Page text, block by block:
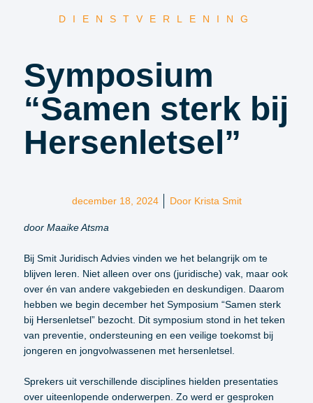
DIENSTVERLENING
Symposium
“Samen sterk bij
Hersenletsel”
december 18, 2024 DoorKrista Smit
door Maaike Atsma
Bij Smit Juridisch Advies vinden we het belangrijk om te
blijven leren. Niet alleen over ons (juridische) vak, maar ook
over én van andere vakgebieden en deskundigen. Daarom
hebben we begin december het Symposium “Samen sterk
bij Hersenletsel” bezocht. Dit symposium stond in het teken
van preventie, ondersteuning en een veilige toekomst bij
jongeren en jongvolwassenen met hersenletsel.
Sprekers uit verschillende disciplines hielden presentaties
over uiteenlopende onderwerpen. Zo werd er gesproken